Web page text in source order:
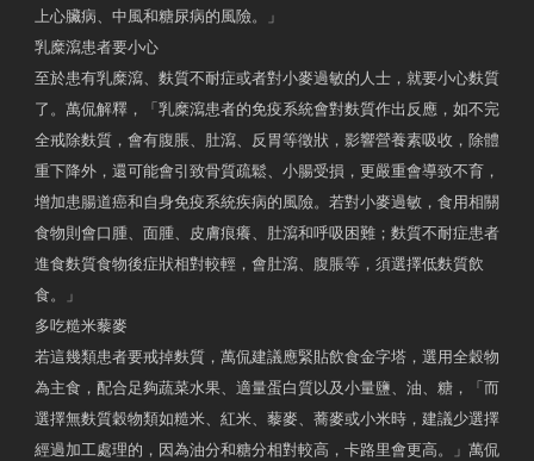
上心臟病、中風和糖尿病的風險。」
乳糜瀉患者要小心
至於患有乳糜瀉、麩質不耐症或者對小麥過敏的人士，就要小心麩質
了。萬侃解釋，「乳糜瀉患者的免疫系統會對麩質作出反應，如不完
全戒除麩質，會有腹脹、肚瀉、反胃等徵狀，影響營養素吸收，除體
重下降外，還可能會引致骨質疏鬆、小腸受損，更嚴重會導致不育，
增加患腸道癌和自身免疫系統疾病的風險。若對小麥過敏，食用相關
食物則會口腫、面腫、皮膚痕癢、肚瀉和呼吸困難；麩質不耐症患者
進食麩質食物後症狀相對較輕，會肚瀉、腹脹等，須選擇低麩質飲
食。」
多吃糙米藜麥
若這幾類患者要戒掉麩質，萬侃建議應緊貼飲食金字塔，選用全穀物
為主食，配合足夠蔬菜水果、適量蛋白質以及小量鹽、油、糖，「而
選擇無麩質穀物類如糙米、紅米、藜麥、蕎麥或小米時，建議少選擇
經過加工處理的，因為油分和糖分相對較高，卡路里會更高。」萬侃